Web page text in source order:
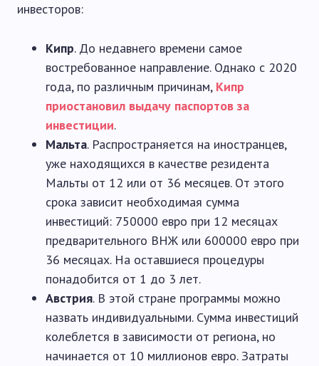
инвесторов:
Кипр. До недавнего времени самое
востребованное направление. Однако с 2020
года, по различным причинам, Кипр
приостановил выдачу паспортов за
инвестиции.
Мальта. Распространяется на иностранцев,
уже находящихся в качестве резидента
Мальты от 12 или от 36 месяцев. От этого
срока зависит необходимая сумма
инвестиций: 750000 евро при 12 месяцах
предварительного ВНЖ или 600000 евро при
36 месяцах. На оставшиеся процедуры
понадобится от 1 до 3 лет.
Австрия. В этой стране программы можно
назвать индивидуальными. Сумма инвестиций
колеблется в зависимости от региона, но
начинается от 10 миллионов евро. Затраты